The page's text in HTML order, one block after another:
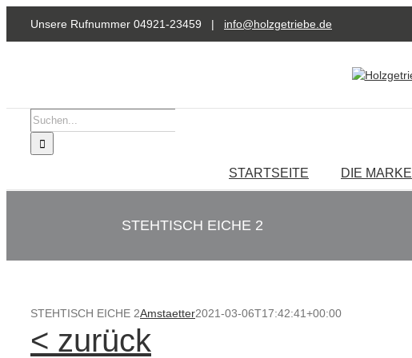
Inhalt
springen
Unsere Rufnummer 04921-23459 | info@holzgetriebe.de
Suche
nach:
STARTSEITE DIE MARKE
STEHTISCH EICHE 2
STEHTISCH EICHE 2Amstaetter2021-03-06T17:42:41+00:00
< zurück